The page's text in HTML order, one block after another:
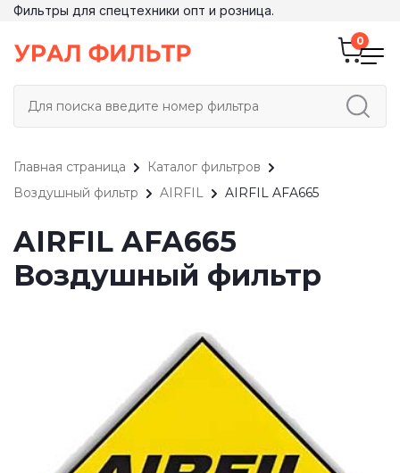
Фильтры для спецтехники опт и розница.
Главная страница
Каталог фильтров
Воздушный фильтр
AIRFIL AIRFIL AFA665
AIRFIL AFA665
Воздушный фильтр